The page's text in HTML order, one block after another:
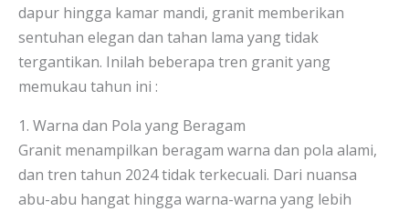
dapur hingga kamar mandi, granit memberikan
sentuhan elegan dan tahan lama yang tidak
tergantikan. Inilah beberapa tren granit yang
memukau tahun ini :
1. Warna dan Pola yang Beragam
Granit menampilkan beragam warna dan pola alami,
dan tren tahun 2024 tidak terkecuali. Dari nuansa
abu-abu hangat hingga warna-warna yang lebih